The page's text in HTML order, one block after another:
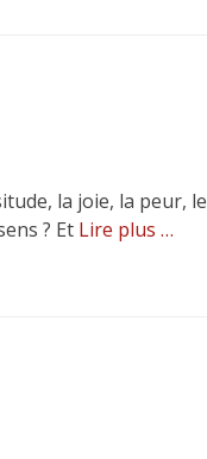
la joie, la peur, le
? Et Lire plus …